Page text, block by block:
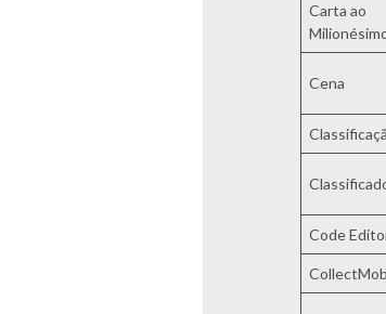
Carta ao
Cena
Code